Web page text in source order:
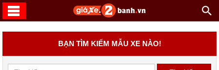
BẠN TÌM KIẾM MẪU XE NÀO!